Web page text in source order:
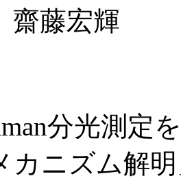
藤宏輝
分光測
カニズム解